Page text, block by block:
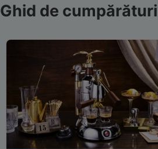
Ghid de cumpărături